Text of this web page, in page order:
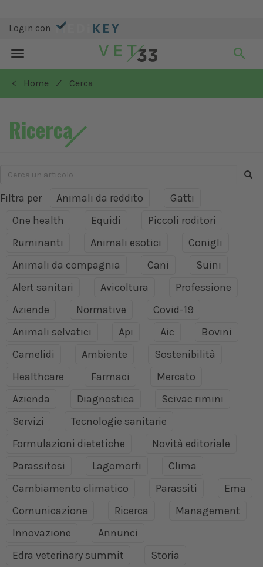
Login con
Toggle
navigation
< Home
/ Cerca
Ricerca
Filtra per Animali da reddito
Gatti
One health
Equidi
Piccoli roditori
Ruminanti
Animali esotici
Conigli
Animali da compagnia
Cani
Suini
Alert sanitari
Avicoltura
Professione
Aziende
Normative
Covid-19
Animali selvatici
Api Aic
Bovini
Camelidi
Ambiente
Sostenibilità
Healthcare
Farmaci
Mercato
Azienda
Diagnostica
Scivac rimini
Servizi
Tecnologie sanitarie
Formulazioni dietetiche
Novità editoriale
Parassitosi
Lagomorfi
Clima
Cambiamento climatico
Parassiti
Ema
Comunicazione
Ricerca
Management
Innovazione
Annunci
Edra veterinary summit
Storia